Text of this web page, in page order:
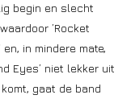
begin en slecht
’Rocket
en, in mindere mate,
Eyes’ niet lekker uit
gaat de band